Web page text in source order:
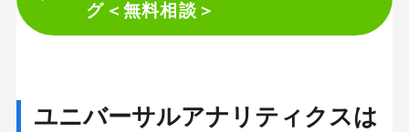
グ＜無料相談＞
ユニバーサルアナリティクスは